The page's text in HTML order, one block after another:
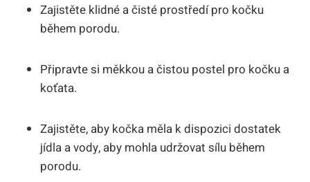
Zajistěte klidné a čisté prostředí pro kočku
během porodu.
Připravte si měkkou a čistou postel pro kočku a
koťata.
Zajistěte, aby kočka měla k dispozici dostatek
jídla a vody, aby mohla udržovat sílu během
porodu.